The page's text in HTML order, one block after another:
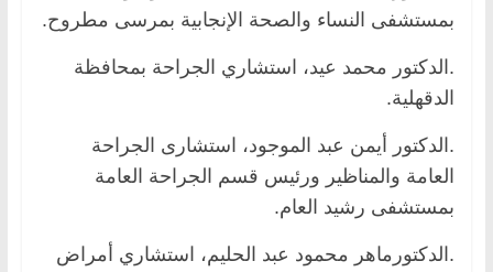
بمستشفى النساء والصحة الإنجابية بمرسى مطروح.
.الدكتور محمد عيد، استشاري الجراحة بمحافظة
الدقهلية.
.الدكتور أيمن عبد الموجود، استشارى الجراحة
العامة والمناظير ورئيس قسم الجراحة العامة
بمستشفى رشيد العام.
.الدكتورماهر محمود عبد الحليم، استشاري أمراض